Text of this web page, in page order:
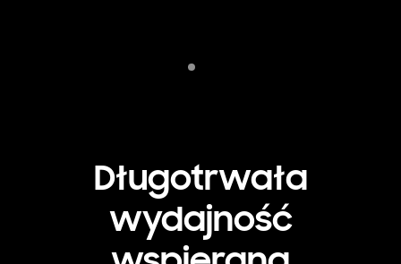
Długotrwała
wydajność